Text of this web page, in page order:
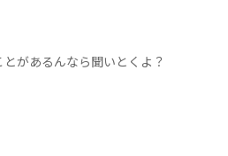
があるんなら聞いとくよ？